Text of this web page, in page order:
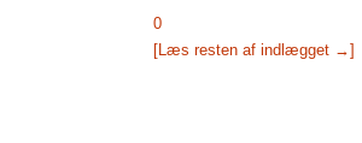
0
[Læs resten af indlægget →]